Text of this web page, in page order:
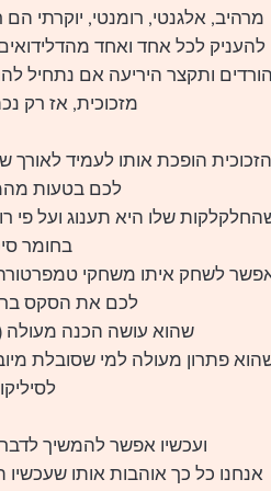
מרהיב, אלגנטי, רומנטי, יוקרתי
להעניק לכל אחד ואחד
הורדים ותקצר היריעה אם נתחיל
מזכוכית, אז רק
הופכת אותו לעמיד לאורך
לכם בטעות
שלו היא תענוג ועל פי
בחומר
לשחק איתו משחקי טמפרטורה
לכם את הסקס
שהוא עושה הכנה מעולה
פתרון מעולה למי שסובלת
ועכשיו אפשר להמשיך
אנחנו כל כך אוהבות אותו שעכשיו